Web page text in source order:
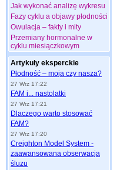
Jak wykonać analizę wykresu
Fazy cyklu a objawy płodności
Owulacja – fakty i mity
Przemiany hormonalne w
cyklu miesiączkowym
Artykuły eksperckie
Płodność – moja czy nasza?
27 Wrz 17:22
FAM i... nastolatki
27 Wrz 17:21
Dlaczego warto stosować
FAM?
27 Wrz 17:20
Creighton Model System -
zaawansowana obserwacja
śluzu